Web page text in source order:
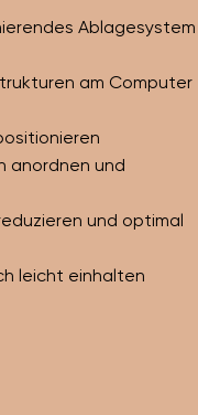
Ablagesystem
am Computer
anordnen und
und optimal
leicht einhalten